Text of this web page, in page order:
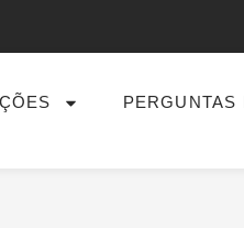
PERGUNTAS